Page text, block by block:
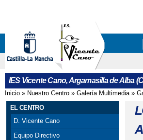
IES Vicente Cano, Argamasilla de Alba
Se encuentra usted
Inicio » Nuestro Centro » Galería Multimedia»
EL CENTRO
D. Vicente Cano
Equipo Directivo